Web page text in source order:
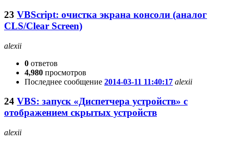
23 VBScript: очистка экрана консоли (аналог
CLS/Clear Screen)
alexii
0 ответов
4,980 просмотров
Последнее сообщение 2014-03-11 11:40:17 alexii
24 VBS: запуск «Диспетчера устройств» с
отображением скрытых устройств
alexii